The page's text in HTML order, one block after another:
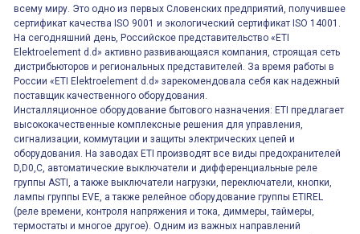
всему миру. Это одно из первых Словенских предприятий, получившее
сертификат качества ISO 9001 и экологический сертификат ISO 14001.
На сегодняшний день, Российское представительство «ETI
Elektroelement d.d» активно развивающаяся компания, строящая сеть
дистрибьюторов и региональных представителей. За время работы в
России «ETI Elektroelement d.d» зарекомендовала себя как надежный
поставщик качественного оборудования.
Инсталляционное оборудование бытового назначения: ETI предлагает
высококачественные комплексные решения для управления,
сигнализации, коммутации и защиты электрических цепей и
оборудования. На заводах ETI производят все виды предохранителей
D,D0,C, автоматические выключатели и дифференциальные реле
группы ASTI, а также выключатели нагрузки, переключатели, кнопки,
лампы группы EVE, а также релейное оборудование группы ETIREL
(реле времени, контроля напряжения и тока, диммеры, таймеры,
термостаты и многое другое). Одним из важных направлений